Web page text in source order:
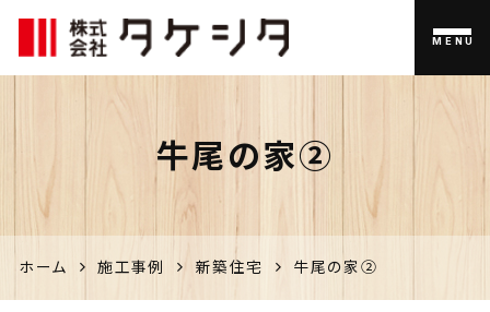
伊佐市
の家づく
り、不動
産のこと
MENU
牛尾の家②
ホーム 施工事例 新築住宅 牛尾の家②